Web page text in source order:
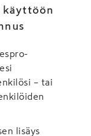
käyttöön
– tai
lisäys